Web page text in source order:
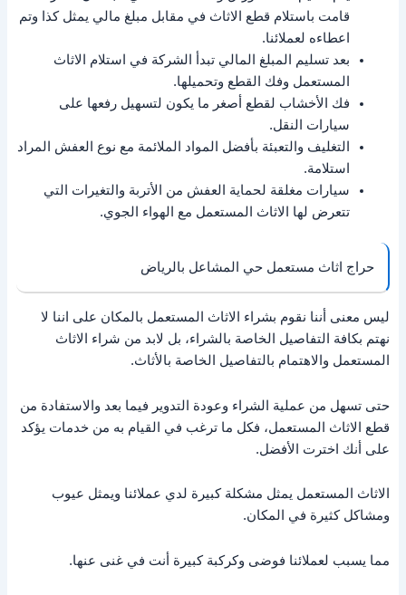
قامت باستلام قطع الاثاث في مقابل مبلغ مالي يمثل كذا وتم
اعطاءه لعملائنا.
بعد تسليم المبلغ المالي تبدأ الشركة في استلام الاثاث
المستعمل وفك القطع وتحميلها.
فك الأخشاب لقطع أصغر ما يكون لتسهيل رفعها على
سيارات النقل.
التغليف والتعبئة بأفضل المواد الملائمة مع نوع العفش المراد
استلامة.
سيارات مغلقة لحماية العفش من الأتربة والتغيرات التي
تتعرض لها الاثاث المستعمل مع الهواء الجوي.
حراج اثاث مستعمل حي المشاعل بالرياض
ليس معنى أننا نقوم بشراء الاثاث المستعمل بالمكان على اننا لا
نهتم بكافة التفاصيل الخاصة بالشراء، بل لابد من شراء الاثاث
المستعمل والاهتمام بالتفاصيل الخاصة بالأثاث.
حتى تسهل من عملية الشراء وعودة التدوير فيما بعد والاستفادة من
قطع الاثاث المستعمل، فكل ما ترغب في القيام به من خدمات يؤكد
على أنك اخترت الأفضل.
الاثاث المستعمل يمثل مشكلة كبيرة لدي عملائنا ويمثل عيوب
ومشاكل كثيرة في المكان.
مما يسبب لعملائنا فوضى وكركبة كبيرة أنت في غنى عنها.